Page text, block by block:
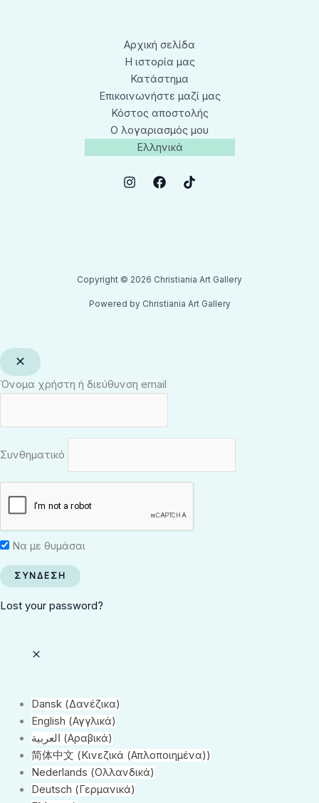
Αρχική σελίδα
Η ιστορία μας
Κατάστημα
Επικοινωνήστε μαζί μας
Κόστος αποστολής
Ο λογαριασμός μου
Ελληνικά
Copyright © 2026 Christiania Art Gallery
Powered by Christiania Art Gallery
Όνομα χρήστη ή διεύθυνση email
Συνθηματικό
Να με θυμάσαι
Lost your password?
Dansk(Δανέζικα)
English (Αγγλικά)
العربية (Αραβικά)
简体中文 (Κινεζικά (Απλοποιημένα))
Nederlands (Ολλανδικά)
Deutsch (Γερμανικά)